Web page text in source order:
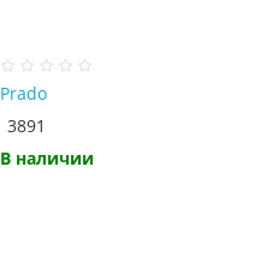
Prado
3891
В наличии